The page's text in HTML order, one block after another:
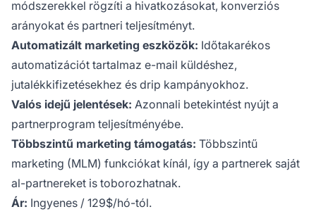
módszerekkel rögzíti a hivatkozásokat, konverziós
arányokat és partneri teljesítményt.
Automatizált marketing eszközök: Időtakarékos
automatizációt tartalmaz e-mail küldéshez,
jutalékkifizetésekhez és drip kampányokhoz.
Valós idejű jelentések: Azonnali betekintést nyújt a
partnerprogram teljesítményébe.
Többszintű marketing támogatás: Többszintű
marketing (MLM) funkciókat kínál, így a partnerek saját
al-partnereket is toborozhatnak.
Ár: Ingyenes / 129$/hó-tól.